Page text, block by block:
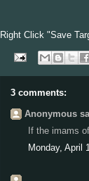
Right Click "Save
3 comments:
Anonymous
If the imams
Monday, April